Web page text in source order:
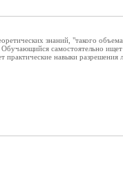
знаний, "такого
самостоятельно
практические навыки разрешения